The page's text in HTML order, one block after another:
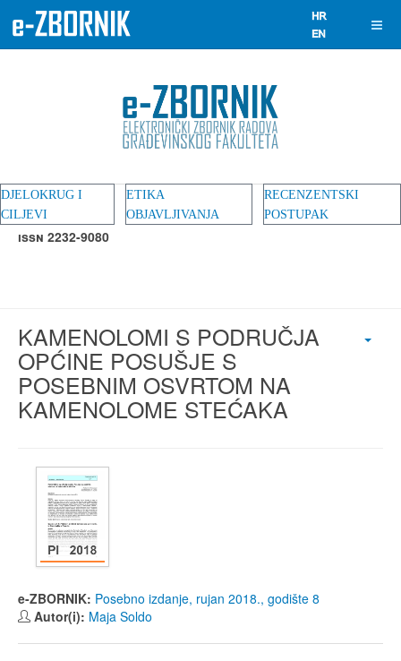
DJELOKRUG I
CILJEVI
ETIKA
OBJAVLJIVANJA
RECENZENTSKI
POSTUPAK
ISSN 2232-9080
KAMENOLOMI S PODRUČJA
OPĆINE POSUŠJE S
POSEBNIM OSVRTOM NA
KAMENOLOME STEĆAKA
e-ZBORNIK: Posebno izdanje, rujan 2018., godište 8
Autor(i): Maja Soldo